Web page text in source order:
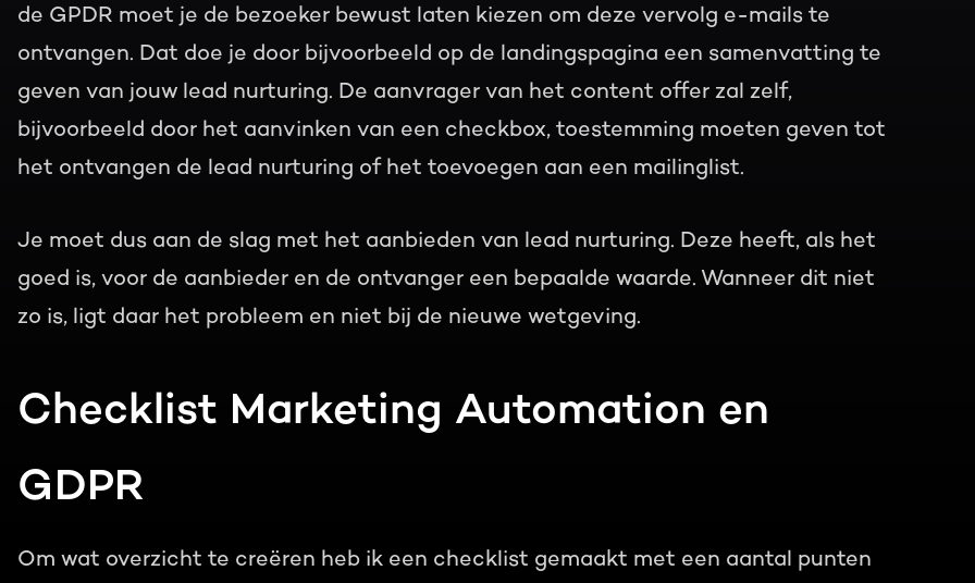
de GPDR moet je de bezoeker bewust laten kiezen om deze vervolg e-mails te
ontvangen. Dat doe je door bijvoorbeeld op de landingspagina een samenvatting te
geven van jouw lead nurturing. De aanvrager van het content offer zal zelf,
bijvoorbeeld door het aanvinken van een checkbox, toestemming moeten geven tot
het ontvangen de lead nurturing of het toevoegen aan een mailinglist.
Je moet dus aan de slag met het aanbieden van lead nurturing. Deze heeft, als het
goed is, voor de aanbieder en de ontvanger een bepaalde waarde. Wanneer dit niet
zo is, ligt daar het probleem en niet bij de nieuwe wetgeving.
Checklist Marketing Automation en
GDPR
Om wat overzicht te creëren heb ik een checklist gemaakt met een aantal punten